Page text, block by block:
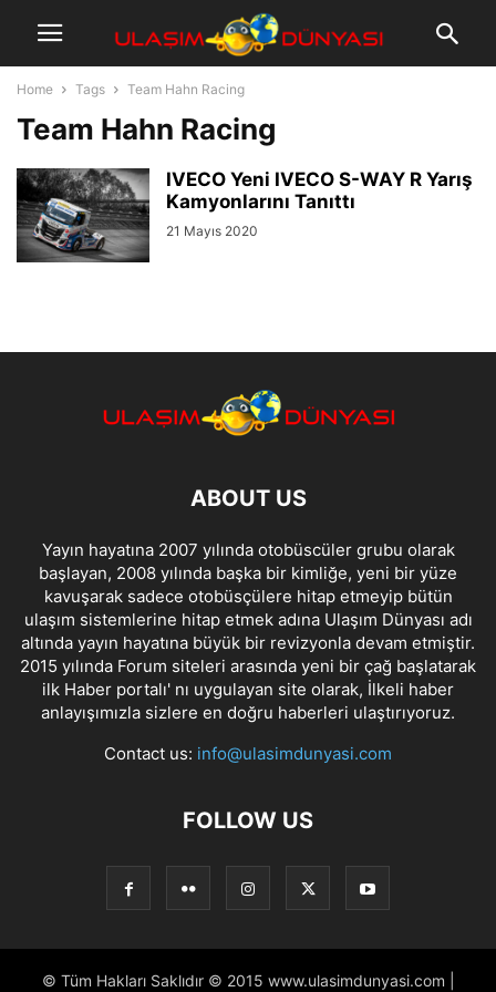
Home Tags Team Hahn Racing
Team Hahn Racing
IVECO Yeni IVECO S-WAY R Yarış
Kamyonlarını Tanıttı
21 Mayıs 2020
ABOUT US
Yayın hayatına 2007 yılında otobüscüler grubu olarak
başlayan, 2008 yılında başka bir kimliğe, yeni bir yüze
kavuşarak sadece otobüsçülere hitap etmeyip bütün
ulaşım sistemlerine hitap etmek adına Ulaşım Dünyası adı
altında yayın hayatına büyük bir revizyonla devam etmiştir.
2015 yılında Forum siteleri arasında yeni bir çağ başlatarak
ilk Haber portalı' nı uygulayan site olarak, İlkeli haber
anlayışımızla sizlere en doğru haberleri ulaştırıyoruz.
Contact us: info@ulasimdunyasi.com
FOLLOW US
© Tüm Hakları Saklıdır © 2015 www.ulasimdunyasi.com |